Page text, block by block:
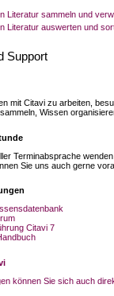
Literatur sammeln und
Literatur auswerten und
Support
mit Citavi zu arbeiten,
Wissen
Terminabsprache
Sie uns auch gerne
Citavi 7
können Sie sich auch